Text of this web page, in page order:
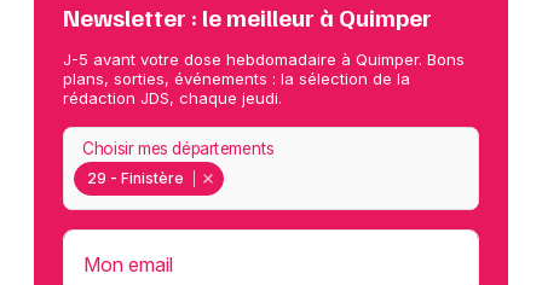
Newsletter : le meilleur à Quimper
J-5 avant votre dose hebdomadaire à Quimper. Bons
plans, sorties, événements : la sélection de la
rédaction JDS, chaque jeudi.
29 - Finistère
Choisir mes départements
Mon email